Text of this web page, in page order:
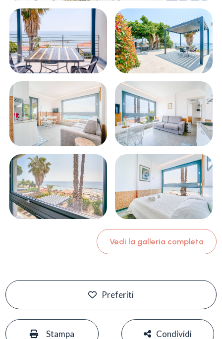
Vedi la galleria completa
Preferiti
Stampa Condividi